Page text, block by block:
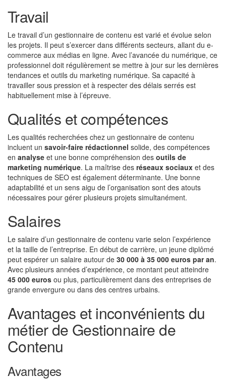
Travail
Le travail d’un gestionnaire de contenu est varié et évolue selon
les projets. Il peut s’exercer dans différents secteurs, allant du e-
commerce aux médias en ligne. Avec l’avancée du numérique, ce
professionnel doit régulièrement se mettre à jour sur les dernières
tendances et outils du marketing numérique. Sa capacité à
travailler sous pression et à respecter des délais serrés est
habituellement mise à l’épreuve.
Qualités et compétences
Les qualités recherchées chez un gestionnaire de contenu
incluent un savoir-faire rédactionnel solide, des compétences
en analyse et une bonne compréhension des outils de
marketing numérique. La maîtrise des réseaux sociaux et des
techniques de SEO est également déterminante. Une bonne
adaptabilité et un sens aigu de l’organisation sont des atouts
nécessaires pour gérer plusieurs projets simultanément.
Salaires
Le salaire d’un gestionnaire de contenu varie selon l’expérience
et la taille de l’entreprise. En début de carrière, un jeune diplômé
peut espérer un salaire autour de 30 000 à 35 000 euros par an.
Avec plusieurs années d’expérience, ce montant peut atteindre
45 000 euros ou plus, particulièrement dans des entreprises de
grande envergure ou dans des centres urbains.
Avantages et inconvénients du
métier de Gestionnaire de
Contenu
Avantages